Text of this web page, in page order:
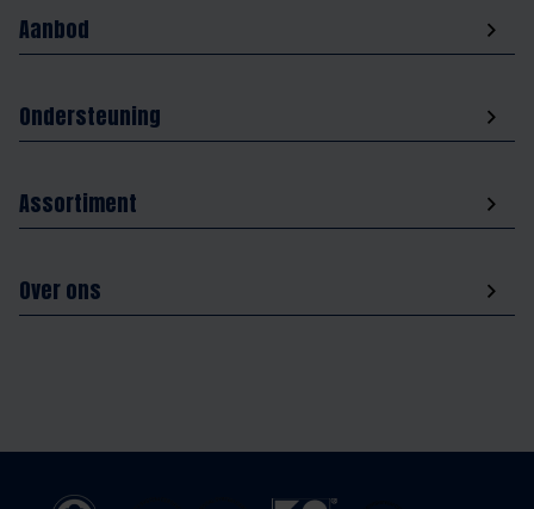
Aanbod
Ondersteuning
Assortiment
Over ons